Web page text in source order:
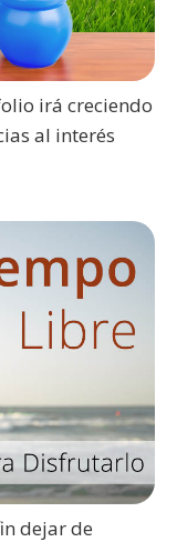
irá creciendo
al interés
dejar de